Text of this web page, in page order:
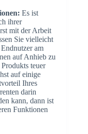
Es ist
ihrer
mit der Arbeit
Sie vielleicht
am
auf Anhieb zu
teuer
auf einige
Ihres
darin
kann, dann ist
Funktionen